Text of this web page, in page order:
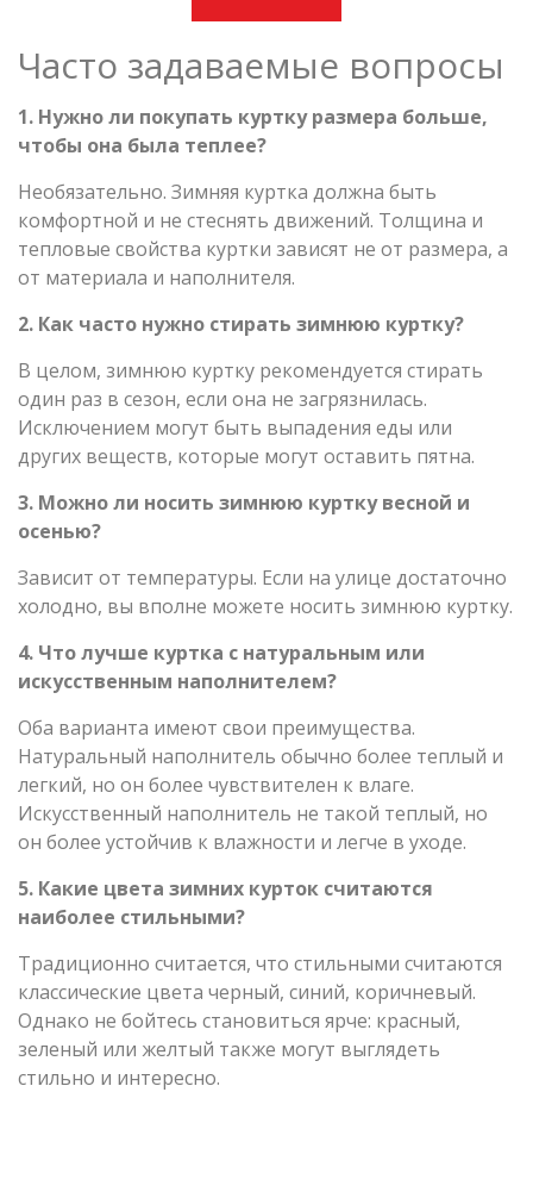
Часто задаваемые вопросы
1. Нужно ли покупать куртку размера больше,
чтобы она была теплее?
Необязательно. Зимняя куртка должна быть
комфортной и не стеснять движений. Толщина и
тепловые свойства куртки зависят не от размера, а
от материала и наполнителя.
2. Как часто нужно стирать зимнюю куртку?
В целом, зимнюю куртку рекомендуется стирать
один раз в сезон, если она не загрязнилась.
Исключением могут быть выпадения еды или
других веществ, которые могут оставить пятна.
3. Можно ли носить зимнюю куртку весной и
осенью?
Зависит от температуры. Если на улице достаточно
холодно, вы вполне можете носить зимнюю куртку.
4. Что лучше куртка с натуральным или
искусственным наполнителем?
Оба варианта имеют свои преимущества.
Натуральный наполнитель обычно более теплый и
легкий, но он более чувствителен к влаге.
Искусственный наполнитель не такой теплый, но
он более устойчив к влажности и легче в уходе.
5. Какие цвета зимних курток считаются
наиболее стильными?
Традиционно считается, что стильными считаются
классические цвета черный, синий, коричневый.
Однако не бойтесь становиться ярче: красный,
зеленый или желтый также могут выглядеть
стильно и интересно.